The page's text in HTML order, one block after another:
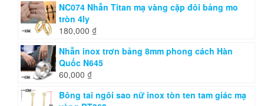
NC074 Nhẫn Titan mạ vàng cặp đôi bảng mo
tròn 4ly
180,000 ₫
Nhẫn inox trơn bảng 8mm phong cách Hàn
Quốc N645
60,000 ₫
Bông tai ngôi sao nữ inox tòn ten tam giác mạ